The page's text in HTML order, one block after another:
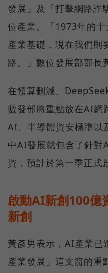
發展」及「打擊網路詐
位產業。「1973年的
產業基礎，現在我們則
路。」數位發展部部長
在預算刪減、
數發部將重點放在AI網
AI、半導體資安標準以
中AI發展就包含了針對
資，預計於第一季正式
啟動AI新創100億
新創
黃彥男表示，AI產業已
產業發展」這支箭的重